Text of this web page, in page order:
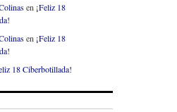
en ¡Feliz 18
en ¡Feliz 18
18 Ciberbotillada!